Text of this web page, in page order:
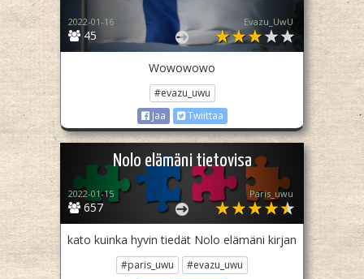
45
2022-01-16 Evazu_UwU
Wowowowo
#evazu_uwu
Jaa
Twiittaa
Nolo elämäni tietovisa
657
2022-01-15 Paris_uwu
kato kuinka hyvin tiedät Nolo elämäni kirjan
#paris_uwu
#evazu_uwu